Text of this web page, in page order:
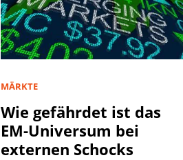
MÄRKTE
Wie gefährdet ist das
EM-Universum bei
externen Schocks